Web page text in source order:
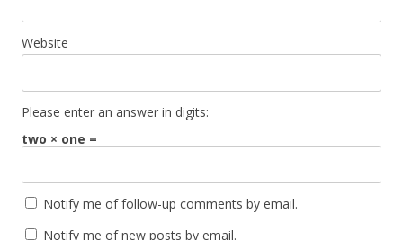
Website
Please enter an answer in digits:
two × one =
Notify me of follow-up comments by email.
Notify me of new posts by email.